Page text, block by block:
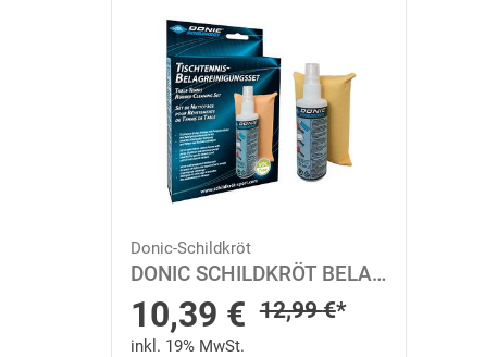
Donic-Schildkröt
DONIC SCHILDKRÖT BELAGREINIGUNGSSET, SCHWAMM+1 - in Grau
Sonderpreis
10,39 € Regulärer Preis
12,99€*
inkl. 19% MwSt.